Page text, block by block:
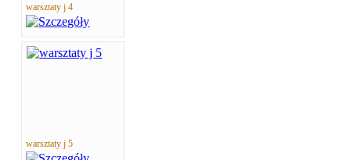
warsztaty j 4
warsztaty j 5